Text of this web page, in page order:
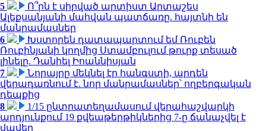
5
Ո՞րն է սիրված արտիստ Արտաշես
Ալեքսանյանի մահվան պատճառը. հայտնի են
մանրամասներ
6
Խստորեն դատապարտում եմ Ռուբեն
Ռուբինյանի կողմից Ստամբուլում թուրք տեսած
լինելը. Դանիել Իոաննիսյան
7
Նորայրը մեկնել էր հանգստի, արդեն
վերադառնում է. նոր մանրամասներ՝ ողբերգական
դեպքից
8
1/15 ընտրատեղամասում վերահաշվարկի
արդյունքում 19 քվեաթերթիկներից 7-ը ճանաչվել է
վավեր